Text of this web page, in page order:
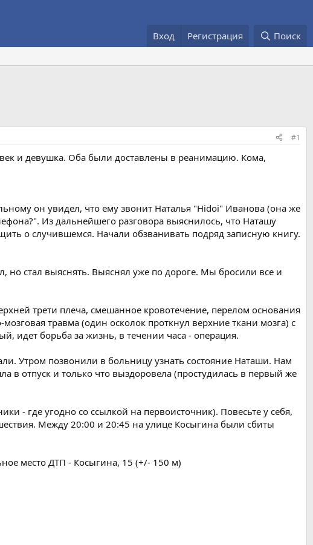
Вход Регистрация Поиск
#1
и девушка. Оба были доставлены в реанимацию. Кома,
он увидел, что ему звонит Наталья "Hidoi" Иванова (она же
Из дальнейшего разговора выяснилось, что Наташу
о случившемся. Начали обзванивать подряд записную книгу.
стал выяснять. Выяснял уже по дороге. Мы бросили все и
трети плеча, смешанное кровотечение, перелом основания
травма (один осколок проткнул верхние ткани мозга) с
идет борьба за жизнь, в течении часа - операция.
Утром позвонили в больницу узнать состояние Наташи. Нам
в отпуск и только что выздоровела (простудилась в первый же
- где угодно со ссылкой на первоисточник). Повесьте у себя,
Между 20:00 и 20:45 на улице Косыгина были сбиты
место ДТП - Косыгина, 15 (+/- 150 м)